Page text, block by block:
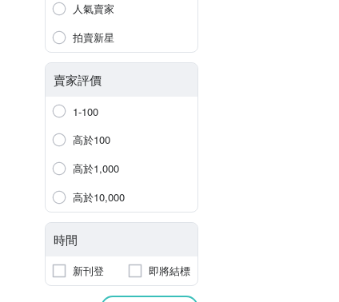
人氣賣家
拍賣新星
賣家評價
1-100
高於100
高於1,000
高於10,000
時間
新刊登 即將結標